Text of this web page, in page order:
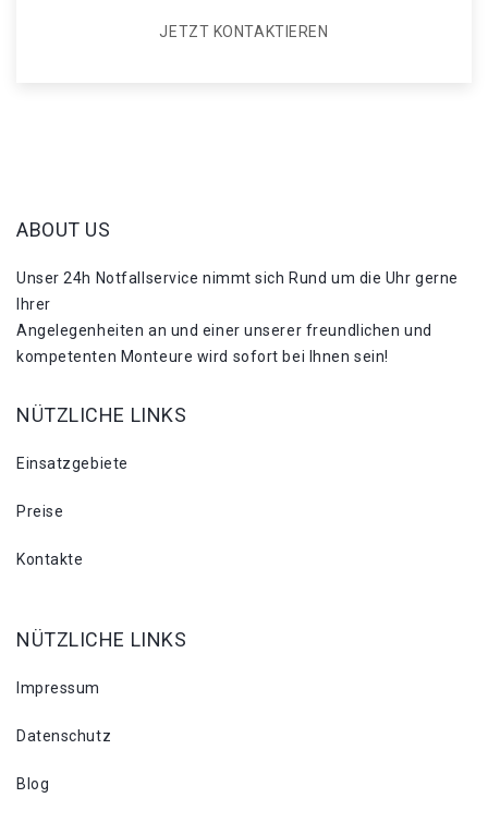
JETZT KONTAKTIEREN
ABOUT US
Unser 24h Notfallservice nimmt sich Rund um die Uhr gerne
Ihrer
Angelegenheiten an und einer unserer freundlichen und
kompetenten Monteure wird sofort bei Ihnen sein!
NÜTZLICHE LINKS
Einsatzgebiete
Preise
Kontakte
NÜTZLICHE LINKS
Impressum
Datenschutz
Blog